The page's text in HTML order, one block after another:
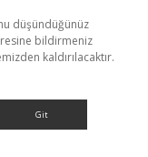
düşündüğünüz
bildirmeniz
kaldırılacaktır.